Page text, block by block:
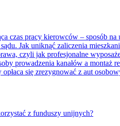
czas pracy kierowców – sposób
Jak uniknąć zaliczenia
czyli jak profesjonalne
prowadzenia kanałów a montaż
się zrezygnować z aut